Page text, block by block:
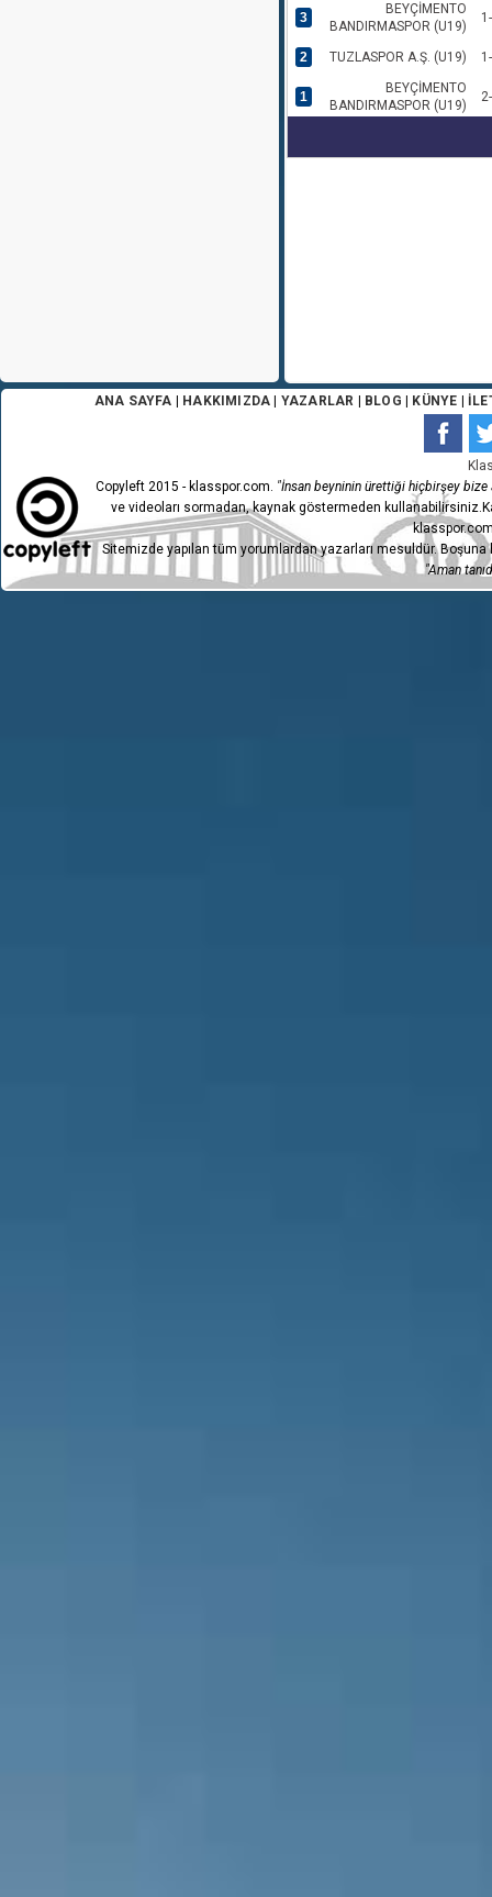
3
BEYÇİMENTO
BANDIRMASPOR (U19)
2 TUZLASPOR A.Ş. (U19)
1
BEYÇİMENTO
BANDIRMASPOR (U19)
ANA SAYFA HAKKIMIZDA YAZARLAR BLOG KÜNYE
Copyleft 2015 - klasspor.com. "İnsan beyninin ürettiği hiçbirşey bize
ve videoları sormadan, kaynak göstermeden
Sitemizde yapılan tüm yorumlardan yazarları mesuldür.
"Aman